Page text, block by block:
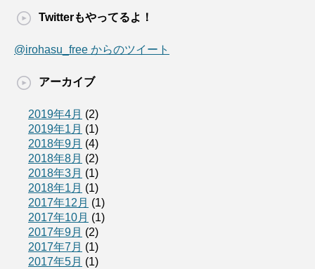
Twitterもやってるよ！
@irohasu_free からのツイート
アーカイブ
2019年4月 (2)
2019年1月 (1)
2018年9月 (4)
2018年8月 (2)
2018年3月 (1)
2018年1月 (1)
2017年12月 (1)
2017年10月 (1)
2017年9月 (2)
2017年7月 (1)
2017年5月 (1)